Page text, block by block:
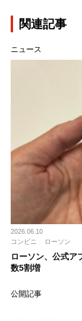
関連記事
ニュース
2026.06.10
コンビニ
ローソン
ローソン、公式ア
数5割増
公開記事